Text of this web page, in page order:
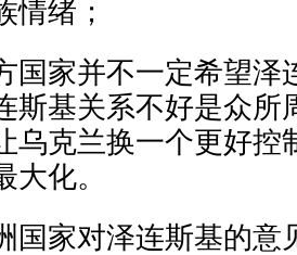
情绪；
国家并不一定希望泽
斯基关系不好是众所
乌克兰换一个更好控
化。
国家对泽连斯基的意